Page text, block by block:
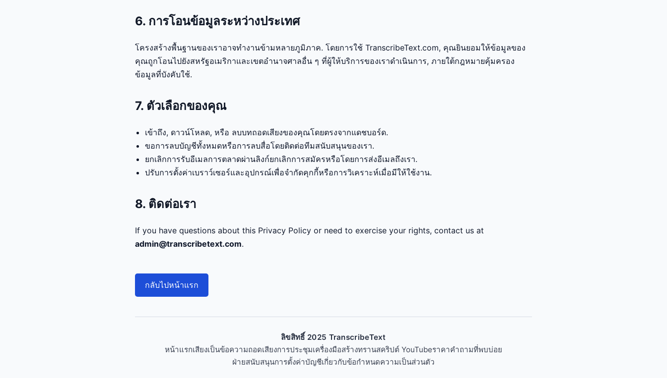
6. การโอนข้อมูลระหว่างประเทศ
โครงสร้างพื้นฐานของเราอาจทำงานข้ามหลายภูมิภาค. โดยการใช้ TranscribeText.com, คุณยินยอมให้ข้อมูลของ
คุณถูกโอนไปยังสหรัฐอเมริกาและเขตอำนาจศาลอื่น ๆ ที่ผู้ให้บริการของเราดำเนินการ, ภายใต้กฎหมายคุ้มครอง
ข้อมูลที่บังคับใช้.
7. ตัวเลือกของคุณ
เข้าถึง, ดาวน์โหลด, หรือ ลบบทถอดเสียงของคุณโดยตรงจากแดชบอร์ด.
ขอการลบบัญชีทั้งหมดหรือการลบสื่อโดยติดต่อทีมสนับสนุนของเรา.
ยกเลิกการรับอีเมลการตลาดผ่านลิงก์ยกเลิกการสมัครหรือโดยการส่งอีเมลถึงเรา.
ปรับการตั้งค่าเบราว์เซอร์และอุปกรณ์เพื่อจำกัดคุกกี้หรือการวิเคราะห์เมื่อมีให้ใช้งาน.
8. ติดต่อเรา
If you have questions about this Privacy Policy or need to exercise your rights, contact us at
admin@transcribetext.com.
กลับไปหน้าแรก
ลิขสิทธิ์ 2025 TranscribeText
หน้าแรกเสียงเป็นข้อความถอดเสียงการประชุมเครื่องมือสร้างทรานสคริปต์ YouTubeราคาคำถามที่พบบ่อย
ฝ่ายสนับสนุนการตั้งค่าบัญชีเกี่ยวกับข้อกำหนดความเป็นส่วนตัว